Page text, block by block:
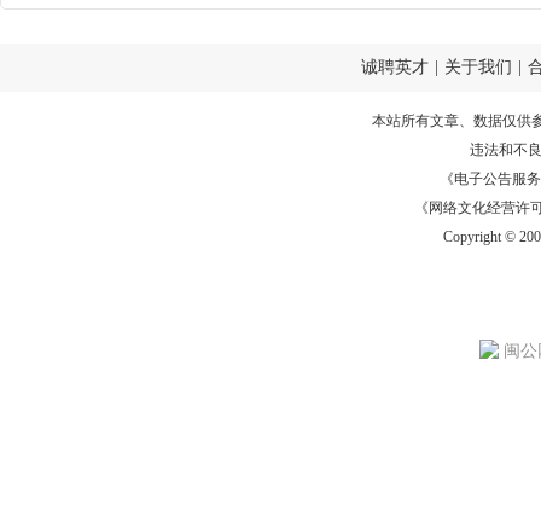
诚聘英才 关于我们
本站所有文章、数据仅供
违法和不
《电子公告服务
《网络文化经营许
Copyright ©
闽公